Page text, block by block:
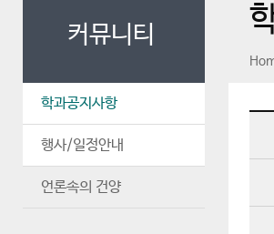
커뮤니티
학과공지사항
행사/일정안내
언론속의 건양